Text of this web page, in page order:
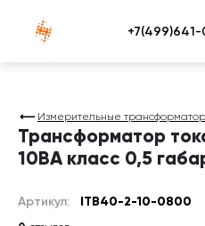
Атлантснаб
Измерительные
Трансформатор
10ВА класс 0,5
Артикул: ITB40-2-10-0800